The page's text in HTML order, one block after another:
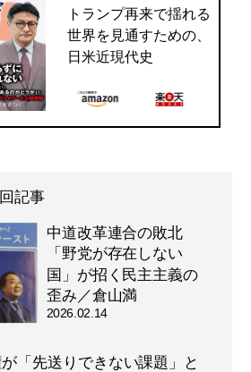
トランプ再来で揺れる
世界を見通すための、
日米近現代史
記事
中道改革連合の敗北
「野党が存在しない
国」が招く民主主義の
歪み／倉山満
2026.02.14
「先送りできない課題」と